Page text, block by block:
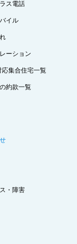
ス電話
イル
ーション
応集合住宅一覧
約款一覧
・障害